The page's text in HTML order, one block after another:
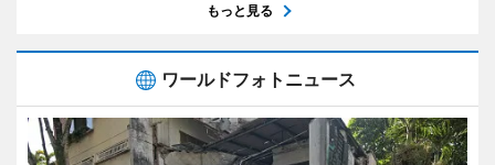
もっと見る
ワールドフォトニュース